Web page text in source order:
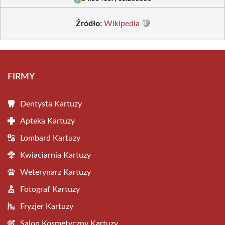
Źródło: Wikipedia
FIRMY
Dentysta Kartuzy
Apteka Kartuzy
Lombard Kartuzy
Kwiaciarnia Kartuzy
Weterynarz Kartuzy
Fotograf Kartuzy
Fryzjer Kartuzy